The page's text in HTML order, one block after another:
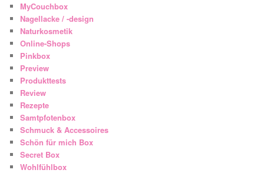
MyCouchbox
Nagellacke / -design
Naturkosmetik
Online-Shops
Pinkbox
Preview
Produkttests
Review
Rezepte
Samtpfotenbox
Schmuck & Accessoires
Schön für mich Box
Secret Box
Wohlfühlbox